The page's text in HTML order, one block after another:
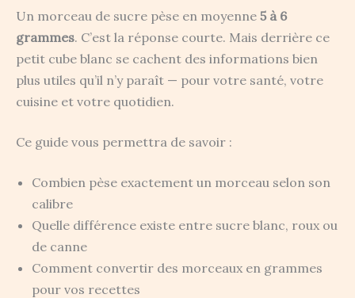
Un morceau de sucre pèse en moyenne 5 à 6
grammes. C’est la réponse courte. Mais derrière ce
petit cube blanc se cachent des informations bien
plus utiles qu’il n’y paraît — pour votre santé, votre
cuisine et votre quotidien.
Ce guide vous permettra de savoir :
Combien pèse exactement un morceau selon son
calibre
Quelle différence existe entre sucre blanc, roux ou
de canne
Comment convertir des morceaux en grammes
pour vos recettes